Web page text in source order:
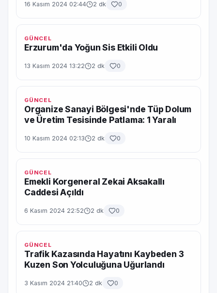
16 Kasım 2024 02:44 2 dk 0
GÜNCEL
Erzurum'da Yoğun Sis Etkili Oldu
13 Kasım 2024 13:22 2 dk 0
GÜNCEL
Organize Sanayi Bölgesi'nde Tüp Dolum
ve Üretim Tesisinde Patlama: 1 Yaralı
10 Kasım 2024 02:13 2 dk 0
GÜNCEL
Emekli Korgeneral Zekai Aksakallı
Caddesi Açıldı
6 Kasım 2024 22:52 2 dk 0
GÜNCEL
Trafik Kazasında Hayatını Kaybeden 3
Kuzen Son Yolculuğuna Uğurlandı
3 Kasım 2024 21:40 2 dk 0